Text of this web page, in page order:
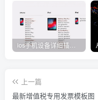
ios手机设备详细插件平刷教程
上一篇
最新增值税专用发票模板图